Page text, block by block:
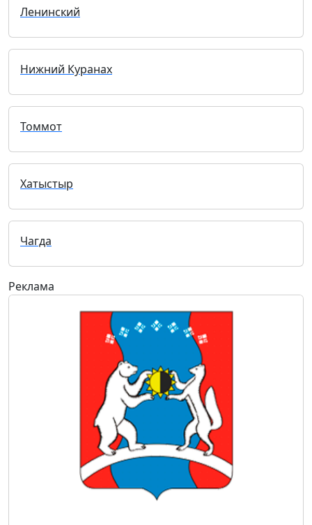
Ленинский
Нижний Куранах
Томмот
Хатыстыр
Чагда
Реклама